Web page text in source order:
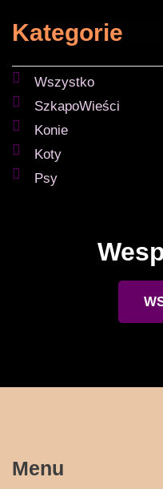
Kategorie
Wszystko
SzkapoWieści
Konie
Koty
Psy
Menu